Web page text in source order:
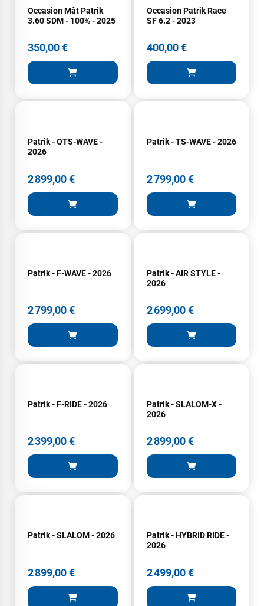
Occasion Mât Patrik
3.60 SDM - 100% - 2025
350,00 €
Occasion Patrik Race
SF 6.2 - 2023
400,00 €
Patrik - QTS-WAVE -
2026
2 899,00 €
Patrik - TS-WAVE - 2026
2 799,00 €
Patrik - F-WAVE - 2026
2 799,00 €
Patrik - AIR STYLE -
2026
2 699,00 €
Patrik - F-RIDE - 2026
2 399,00 €
Patrik - SLALOM-X -
2026
2 899,00 €
Patrik - SLALOM - 2026
2 899,00 €
Patrik - HYBRID RIDE -
2026
2 499,00 €